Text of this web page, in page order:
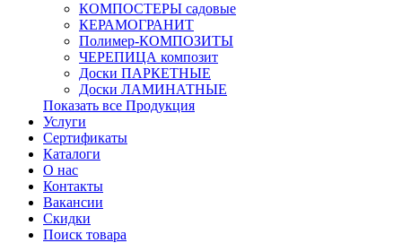
КОМПОСТЕРЫ садовые
КЕРАМОГРАНИТ
Полимер-КОМПОЗИТЫ
ЧЕРЕПИЦА композит
Доски ПАРКЕТНЫЕ
Доски ЛАМИНАТНЫЕ
Показать все Продукция
Услуги
Сертификаты
Каталоги
О нас
Контакты
Вакансии
Скидки
Поиск товара